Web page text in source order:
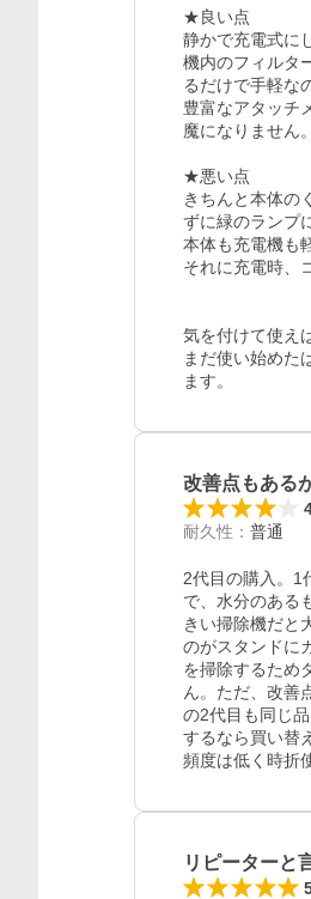
★良い点
静かで充電式に
機内のフィルタ
るだけで手軽な
豊富なアタッチ
魔になりません。
★悪い点
きちんと本体の
ずに緑のランプ
本体も充電機も
それに充電時、
気を付けて使え
まだ使い始めた
ます。
改善点もある
耐久性 ： 普通
2代目の購入。1
で、水分のある
きい掃除機だと
のがスタンドに
を掃除するため
ん。ただ、改善
の2代目も同じ
するなら買い替
頻度は低く時折
リピーターと